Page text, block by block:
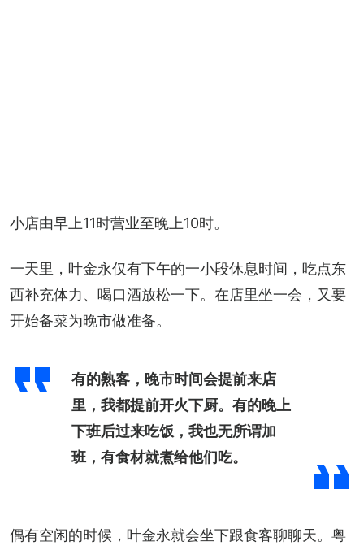
小店由早上11时营业至晚上10时。
一天里，叶金永仅有下午的一小段休息时间，吃点东
西补充体力、喝口酒放松一下。在店里坐一会，又要
开始备菜为晚市做准备。
有的熟客，晚市时间会提前来店
里，我都提前开火下厨。有的晚上
下班后过来吃饭，我也无所谓加
班，有食材就煮给他们吃。
偶有空闲的时候，叶金永就会坐下跟食客聊聊天。粤